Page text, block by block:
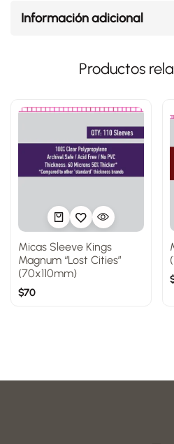
Información adicional
Productos
Micas Sleeve Kings
Magnum “Lost Cities”
(70x110mm)
$70